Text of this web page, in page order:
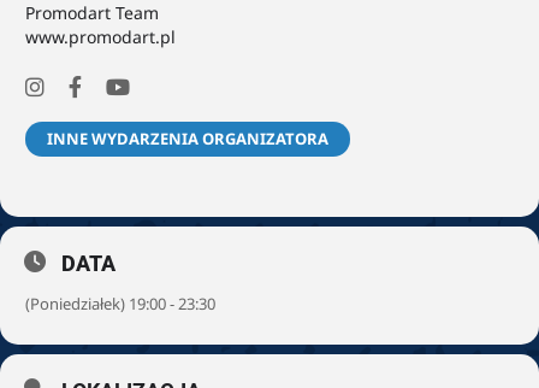
Promodart Team
www.promodart.pl
INNE WYDARZENIA ORGANIZATORA
DATA
(Poniedziałek) 19:00 - 23:30